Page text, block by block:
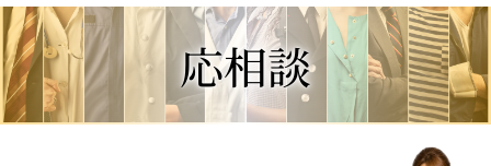
応相談